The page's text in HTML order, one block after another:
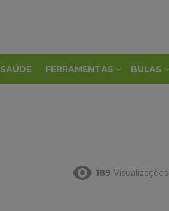
SAÚDE FERRAMENTAS BULAS
189 Visualizações